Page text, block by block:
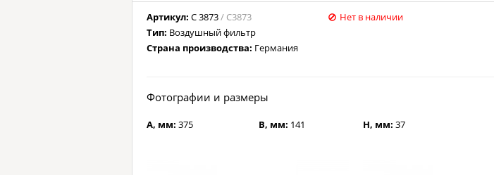
Артикул: C 3873/ C3873
Тип: Воздушный фильтр
Страна производства: Германия
Нет в наличии
Фотографии и размеры
A, мм: 375 B, мм: 141 H, мм:37